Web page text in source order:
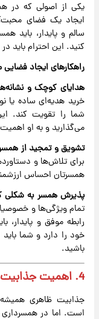
یکی از اصولی که در
ایجاد یک فضای
سالم و پایدار، باید
کنید. این احترام باید
راهکارهای ایجاد
هدایای کوچک و
خرید هدیه‌ای ساده یا
شما را تقویت کند.
می‌گذارید و به او
تشویق و تمجید از
برای تلاش‌ها و
همسرتان احساس
پذیرش همسر به
تمام ویژگی‌ها و
رابطه موفق و
خود را دارد و شما
باشید.
4. اهمیت جذابیت ظاهری و حفظ آن در زندگی مشترک
جذابیت ظاهری
است. اما در